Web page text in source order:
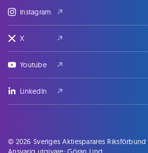
Instagram
X
Youtube
LinkedIn
© 2026 Sveriges Aktiesparares Riksförbund